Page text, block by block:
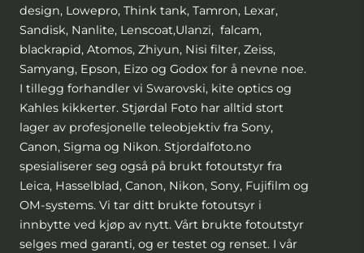
design, Lowepro, Think tank, Tamron, Lexar,
Sandisk, Nanlite, Lenscoat,Ulanzi, falcam,
blackrapid, Atomos, Zhiyun, Nisi filter, Zeiss,
Samyang, Epson, Eizo og Godox for å nevne noe.
I tillegg forhandler vi Swarovski, kite optics og
Kahles kikkerter. Stjørdal Foto har alltid stort
lager av profesjonelle teleobjektiv fra Sony,
Canon, Sigma og Nikon. Stjordalfoto.no
spesialiserer seg også på brukt fotoutstyr fra
Leica, Hasselblad, Canon, Nikon, Sony, Fujifilm og
OM-systems. Vi tar ditt brukte fotoutsyr i
innbytte ved kjøp av nytt. Vårt brukte fotoutstyr
selges med garanti, og er testet og renset. I vår